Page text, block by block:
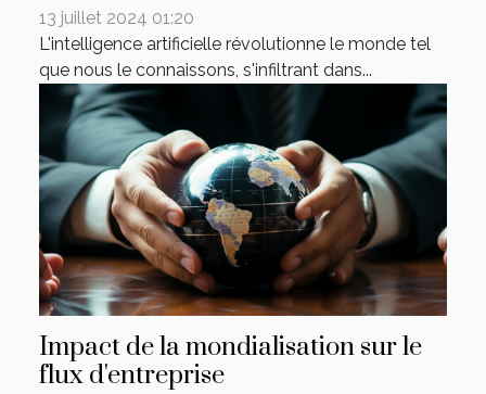
13 juillet 2024 01:20
L'intelligence artificielle révolutionne le monde tel
que nous le connaissons, s'infiltrant dans...
Impact de la mondialisation sur le
flux d'entreprise